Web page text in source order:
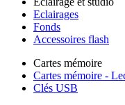
Eclairages
Fonds
Accessoires flash
Cartes mémoire
Cartes mémoire -
Clés USB